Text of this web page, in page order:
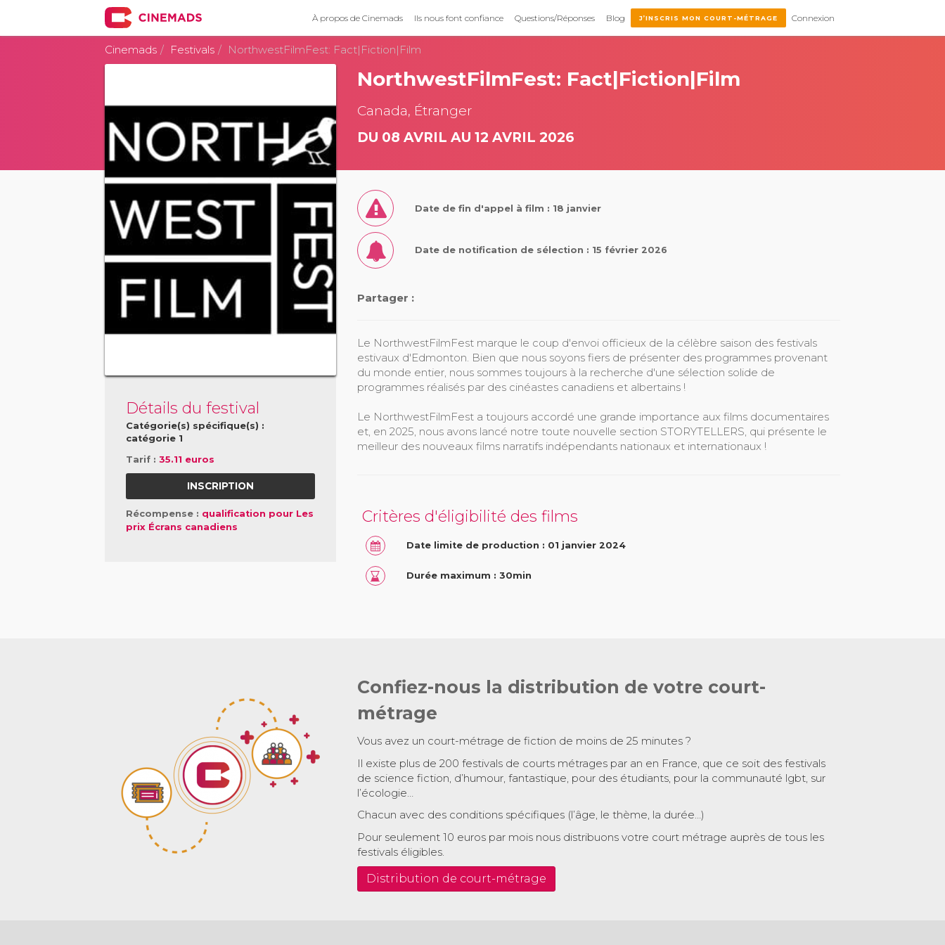
À propos de Cinemads Ils nous font confiance Questions/Réponses Blog J’INSCRIS MON COURT-MÉTRAGE Connexion
Cinemads Festivals NorthwestFilmFest: Fact|Fiction|Film
Détails du festival
Catégorie(s) spécifique(s) :
catégorie 1
Tarif :35.11 euros
INSCRIPTION
Récompense : qualification pour Les
prix Écrans canadiens
NorthwestFilmFest: Fact|Fiction|Film
Canada, Étranger
DU 08 AVRIL AU 12 AVRIL 2026
Date de fin d'appel à film : 18 janvier
Date de notification de sélection : 15 février 2026
Partager :
Le NorthwestFilmFest marque le coup d'envoi officieux de la célèbre saison des festivals
estivaux d'Edmonton. Bien que nous soyons fiers de présenter des programmes provenant
du monde entier, nous sommes toujours à la recherche d'une sélection solide de
programmes réalisés par des cinéastes canadiens et albertains !
Le NorthwestFilmFest a toujours accordé une grande importance aux films documentaires
et, en 2025, nous avons lancé notre toute nouvelle section STORYTELLERS, qui présente le
meilleur des nouveaux films narratifs indépendants nationaux et internationaux !
Critères d'éligibilité des films
Date limite de production : 01 janvier 2024
Durée maximum : 30min
Confiez-nous la distribution de votre court-
métrage
Vous avez un court-métrage de fiction de moins de 25 minutes ?
Il existe plus de 200 festivals de courts métrages par an en France, que ce soit des festivals
de science fiction, d’humour, fantastique, pour des étudiants, pour la communauté lgbt, sur
l’écologie…
Chacun avec des conditions spécifiques (l’âge, le thème, la durée…)
Pour seulement 10 euros par mois nous distribuons votre court métrage auprès de tous les
festivals éligibles.
Distribution de court-métrage